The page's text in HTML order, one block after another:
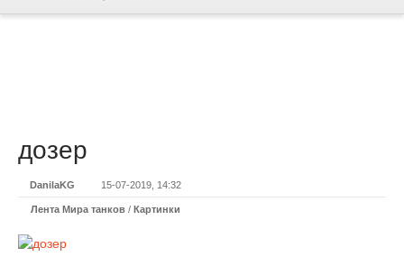
дозер
DanilaKG 15-07-2019, 14:32
Лента Мира танков / Картинки